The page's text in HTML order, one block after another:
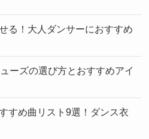
る！大人ダンサーにおすすめ
ーズの選び方とおすすめアイ
すめ曲リスト9選！ダンス衣